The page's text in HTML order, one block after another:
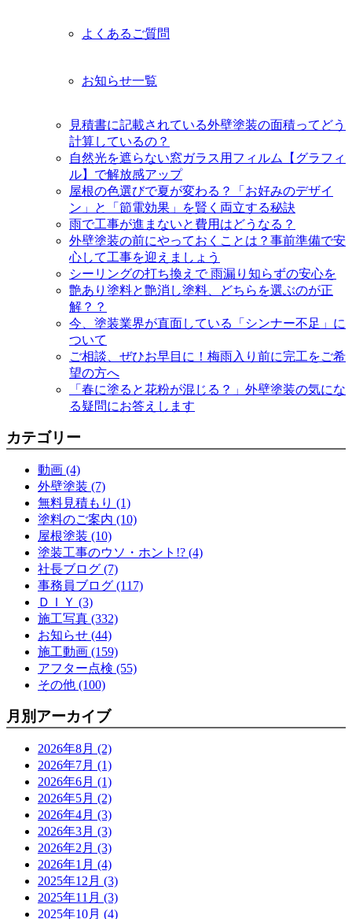
よくあるご質問
お知らせ一覧
見積書に記載されている外壁塗装の面積ってどう
計算しているの？
自然光を遮らない窓ガラス用フィルム【グラフィ
ル】で解放感アップ
屋根の色選びで夏が変わる？「お好みのデザイ
ン」と「節電効果」を賢く両立する秘訣
雨で工事が進まないと費用はどうなる？
外壁塗装の前にやっておくことは？事前準備で安
心して工事を迎えましょう
シーリングの打ち換えで 雨漏り知らずの安心を
艶あり塗料と艶消し塗料、どちらを選ぶのが正
解？？
今、塗装業界が直面している「シンナー不足」に
ついて
ご相談、ぜひお早目に！梅雨入り前に完工をご希
望の方へ
「春に塗ると花粉が混じる？」外壁塗装の気にな
る疑問にお答えします
カテゴリー
動画 (4)
外壁塗装 (7)
無料見積もり (1)
塗料のご案内 (10)
屋根塗装 (10)
塗装工事のウソ・ホント!? (4)
社長ブログ (7)
事務員ブログ (117)
ＤＩＹ (3)
施工写真 (332)
お知らせ (44)
施工動画 (159)
アフター点検 (55)
その他 (100)
月別アーカイブ
2026年8月 (2)
2026年7月 (1)
2026年6月 (1)
2026年5月 (2)
2026年4月 (3)
2026年3月 (3)
2026年2月 (3)
2026年1月 (4)
2025年12月 (3)
2025年11月 (3)
2025年10月 (4)